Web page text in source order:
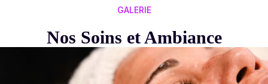
GALERIE
Nos Soins et Ambiance